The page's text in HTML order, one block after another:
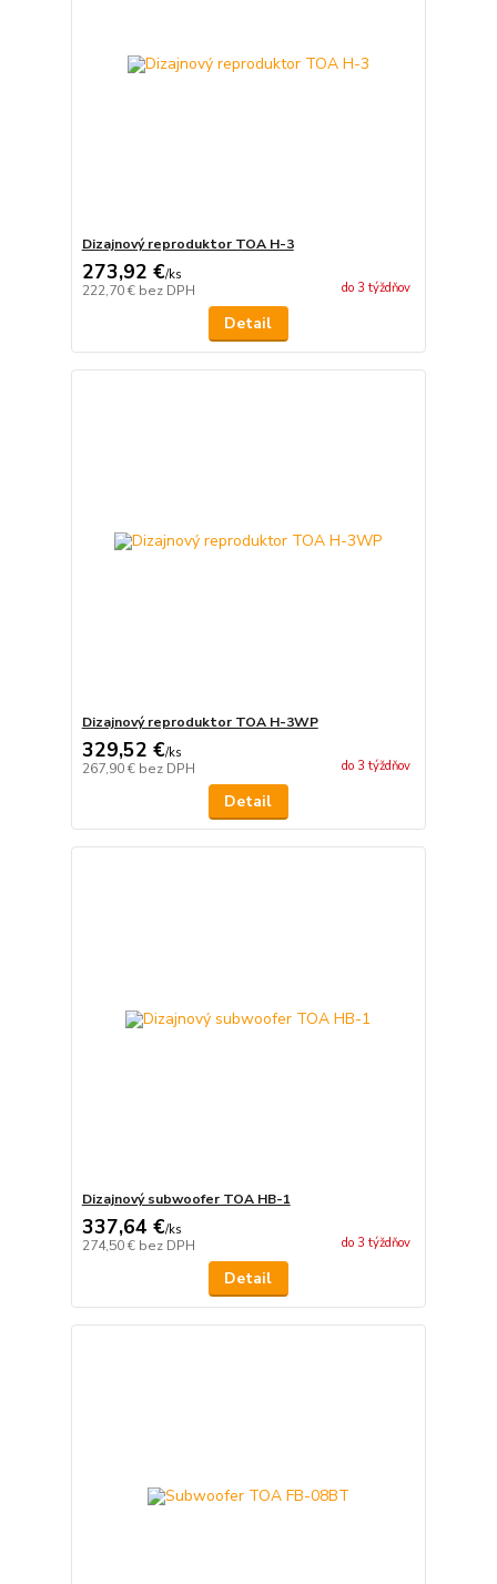
Dizajnový reproduktor TOA H-3
273,92 €/ks
222,70 € bez DPH do 3 týždňov
Detail
Dizajnový reproduktor TOA H-3WP
329,52 €/ks
267,90 € bez DPH do 3 týždňov
Detail
Dizajnový subwoofer TOA HB-1
337,64 €/ks
274,50 € bez DPH do 3 týždňov
Detail